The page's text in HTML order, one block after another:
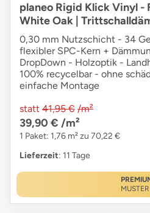
planeo Rigid Klick Vinyl -
White Oak |
0,30 mm Nutzschicht - 34
flexibler SPC-Kern +
DropDown - Holzoptik -
100% recycelbar - ohne
einfache Montage
statt 41,95 € /m²
39,90 € /m²
1 Paket: 1,76 m² zu 70,22 €
Lieferzeit: 11 Tage
MUSTER